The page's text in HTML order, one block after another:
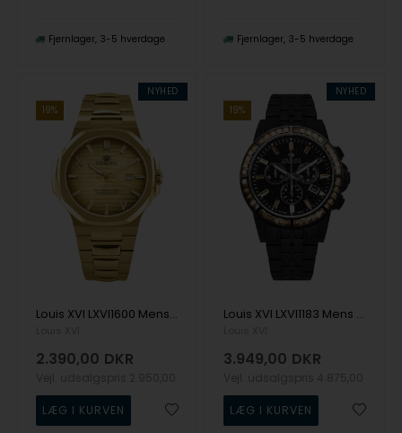
Fjernlager 3-5 hverdage Fjernlager 3-5 hverdage
NYHED
19%
Louis XVI LXVI1600 Mens Watch Renaissance 40mm 5ATM Wristwatch
2.390,00 DKR
NYHED
19%
Louis XVI LXVI1183 Mens Watch Majeste Frosted Iced Out 43mm 10ATM Wristwatch
3.949,00 DKR